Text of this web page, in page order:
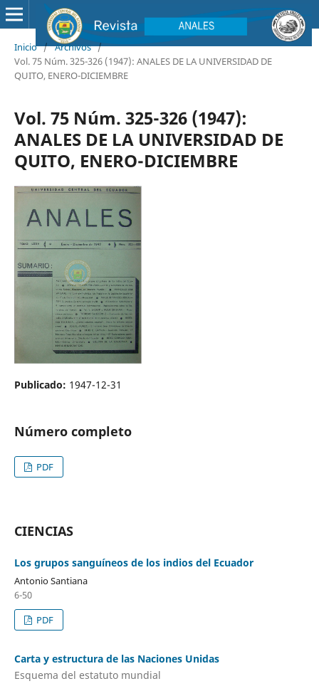
Inicio / Archivos /
Vol. 75 Núm. 325-326 (1947): ANALES DE LA UNIVERSIDAD DE
QUITO, ENERO-DICIEMBRE
Vol. 75 Núm. 325-326 (1947):
ANALES DE LA UNIVERSIDAD DE
QUITO, ENERO-DICIEMBRE
Publicado: 1947-12-31
Número completo
PDF
CIENCIAS
Los grupos sanguíneos de los indios del Ecuador
Antonio Santiana
6-50
PDF
Carta y estructura de las Naciones Unidas
Esquema del estatuto mundial